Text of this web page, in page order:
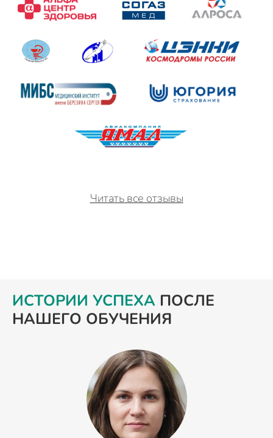
Читать все отзывы
ИСТОРИИ УСПЕХА ПОСЛЕ
НАШЕГО ОБУЧЕНИЯ